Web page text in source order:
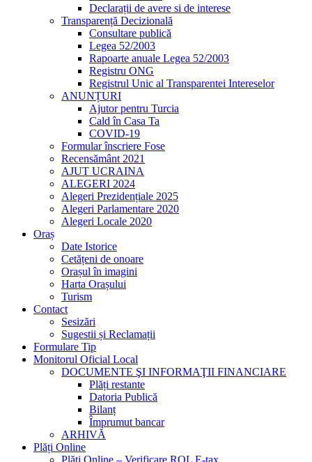
Declarații de avere si de interese
Transparență Decizională
Consultare publică
Legea 52/2003
Rapoarte anuale Legea 52/2003
Registru ONG
Registrul Unic al Transparentei Intereselor
ANUNȚURI
Ajutor pentru Turcia
Cald în Casa Ta
COVID-19
Formular înscriere Fose
Recensământ 2021
AJUT UCRAINA
ALEGERI 2024
Alegeri Prezidențiale 2025
Alegeri Parlamentare 2020
Alegeri Locale 2020
Oraș
Date Istorice
Cetățeni de onoare
Orașul în imagini
Harta Orașului
Turism
Contact
Sesizări
Sugestii și Reclamații
Formulare Tip
Monitorul Oficial Local
DOCUMENTE ŞI INFORMAŢII FINANCIARE
Plăți restante
Datoria Publică
Bilanț
Împrumut bancar
ARHIVĂ
Plăți Online
Plăți Online – Verificare ROL E-tax